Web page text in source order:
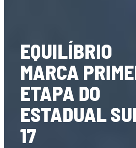
EQUILÍBRIO
MARCA
ETAPA DO
ESTADUAL
17